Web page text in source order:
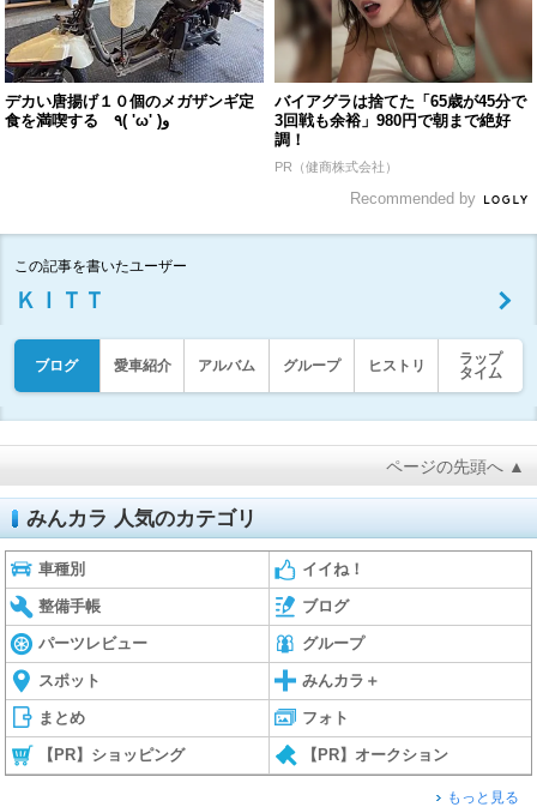
デカい唐揚げ１０個のメガザンギ定
食を満喫する ٩( 'ω' )و
バイアグラは捨てた「65歳が45分で
3回戦も余裕」980円で朝まで絶好
調！
PR（健商株式会社）
Recommended by
この記事を書いたユーザー
ＫＩＴＴ
ブログ 愛車紹介 アルバム グループ ヒストリ
ラップ
タイム
ページの先頭へ ▲
みんカラ 人気のカテゴリ
車種別 イイね！
整備手帳 ブログ
パーツレビュー グループ
スポット みんカラ＋
まとめ フォト
【PR】ショッピング 【PR】オークション
もっと見る